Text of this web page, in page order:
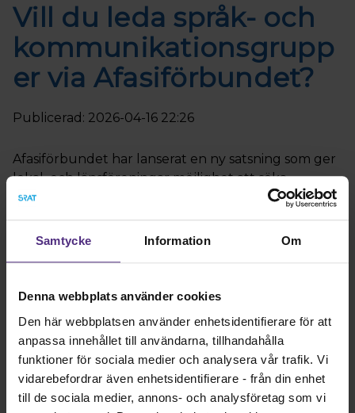
Samtycke Information Om
Denna webbplats använder cookies
Den här webbplatsen använder enhetsidentifierare för att
anpassa innehållet till användarna, tillhandahålla
funktioner för sociala medier och analysera vår trafik. Vi
vidarebefordrar även enhetsidentifierare - från din enhet
till de sociala medier, annons- och analysföretag som vi
Vill du leda språk- och
kommunikationsgrupp
er via Afasiförbundet?
Publicerad: 2026-04-16 22:26
Afasiförbundet har lanserat en ny satsning som ger
lokal och länsföreningar möjlighet att söka
ekonomiskt stöd för att genomföra Språk- och
kommunikationsgrupper med logoped för
personer med afasi eller DLD.
satsningen och bidrar genom att sprida information och
eller digitala gruppträffar.
Grupperna ska bestå av minst fem tillfällen och fokusera på
språkstimulerande träning i grupp. För genomförandet finns
rekommendationer framtagna av logopederna Marika
Schütz och Ann Ander, som ska fungera som stöd för både